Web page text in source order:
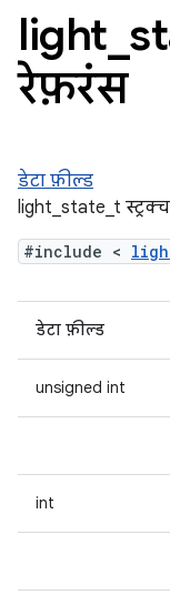
light
रेफ़रंस
डेटा फ़ील्ड
light_state_t
#include <
डेटा फ़ील्ड
unsigned int
int